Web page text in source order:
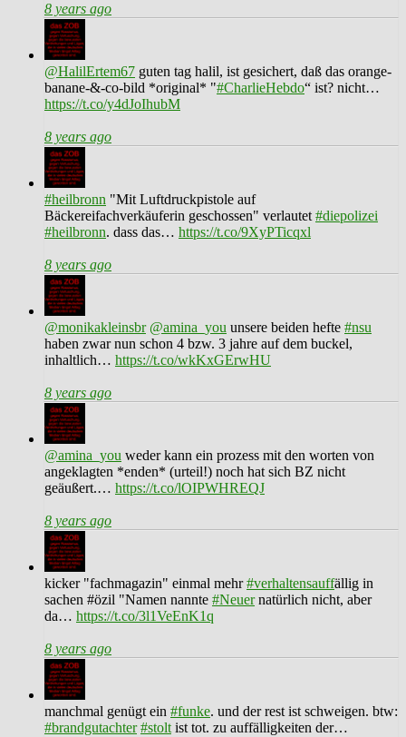
8 years ago
@HalilErtem67 guten tag halil, ist gesichert, daß das orange-
banane-&-co-bild *original* "#CharlieHebdo“ ist? nicht…
https://t.co/y4dJoIhubM
8 years ago
#heilbronn "Mit Luftdruckpistole auf
Bäckereifachverkäuferin geschossen" verlautet #diepolizei
#heilbronn. dass das… https://t.co/9XyPTicqxl
8 years ago
@monikakleinsbr @amina_you unsere beiden hefte #nsu
haben zwar nun schon 4 bzw. 3 jahre auf dem buckel,
inhaltlich… https://t.co/wkKxGErwHU
8 years ago
@amina_you weder kann ein prozess mit den worten von
angeklagten *enden* (urteil!) noch hat sich BZ nicht
geäußert.… https://t.co/lOIPWHREQJ
8 years ago
kicker "fachmagazin" einmal mehr#verhaltensauffällig in
sachen #özil "Namen nannte #Neuernatürlich nicht, aber
da… https://t.co/3l1VeEnK1q
8 years ago
manchmal genügt ein #funke. und der rest ist schweigen. btw:
#brandgutachter #stolt ist tot. zu auffälligkeiten der…